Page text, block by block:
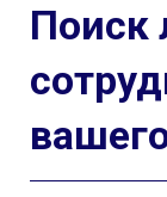
Поиск